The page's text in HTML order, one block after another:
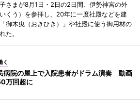
さまが8月1日・2日の2日間、伊勢神宮の外
くう）を参拝し、20年に一度社殿などを建
御木曳（おきひき）」や社殿に使う御用材の
た。
く
病院の屋上で入院患者がドラム演奏 動画
万回超に